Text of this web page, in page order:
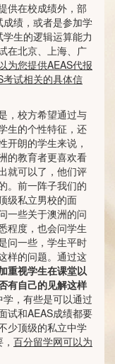
供在校成绩外，部
绩，或者是参加学
生的逻辑运算能力
在北京、上海、广
为您提供AEAS代报
考试相关的具体信
，校方希望通过与
生的个性特征，还
开朗的学生来说，
的教育者更喜欢看
就可以了，他们评
。前一阵子我们的
级私立男校的面
一些关于澳洲的问
程度，也会问学生
问一些，学生平时
样的问题。通过这
重视学生在课堂以
有自己的见解这样
，有些是可以通过
试和AEAS成绩都要
少顶级的私立中学
百分留学网可以为